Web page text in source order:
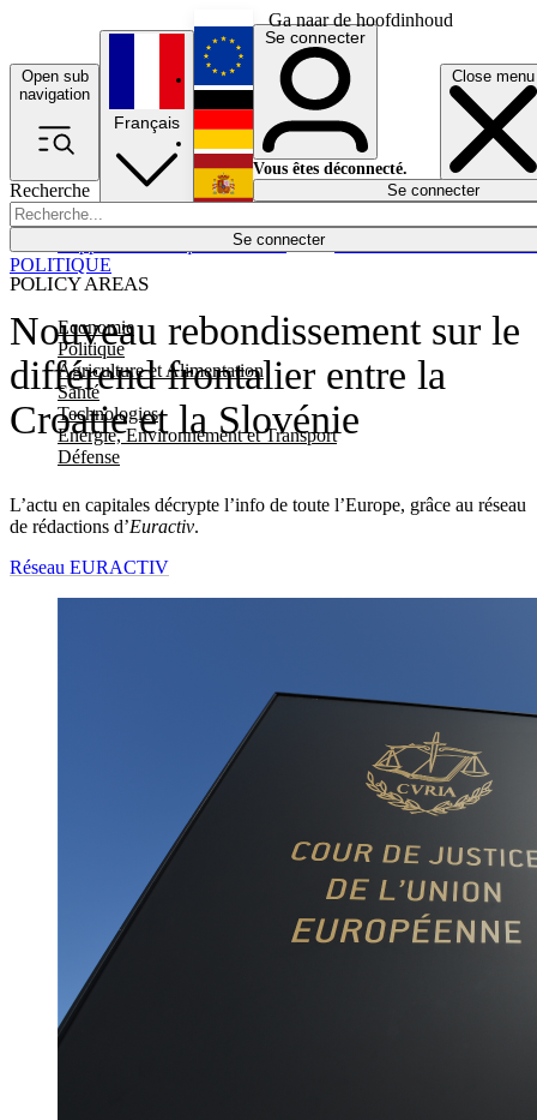
Ga naar de hoofdinhoud
Open sub
navigation
Close menu
Recherche
Se connecter
POLICY AREAS
Economie
Politique
Agriculture et Alimentation
Santé
Technologies
Energie, Environnement et Transport
Défense
Économie
Français
English
Deutsch
Español
Se connecter
Vous êtes déconnecté.
Se connecter
Nouveau rebondissement sur le
différend frontalier entre la
Croatie et la Slovénie
L’actu en capitales décrypte l’info de toute l’Europe, grâce au réseau
de rédactions d’Euractiv.
POLITIQUE
Réseau EURACTIV